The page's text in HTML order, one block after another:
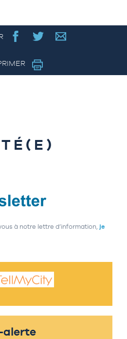
à notre lettre d’information, je
alerte